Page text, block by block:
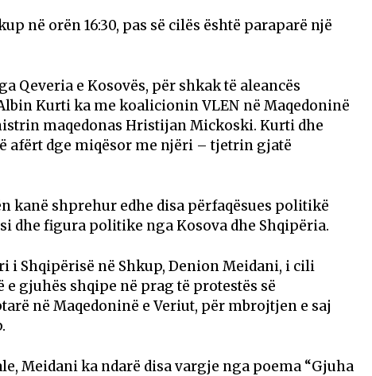
në orën 16:30, pas së cilës është paraparë një
Qeveria e Kosovës, për shkak të aleancës
Kurti ka me koalicionin VLEN në Maqedoninë
maqedonas Hristijan Mickoski. Kurti dhe
afërt dge miqësor me njëri – tjetrin gjatë
kanë shprehur edhe disa përfaqësues politikë
dhe figura politike nga Kosova dhe Shqipëria.
i Shqipërisë në Shkup, Denion Meidani, i cili
gjuhës shqipe në prag të protestës së
në Maqedoninë e Veriut, për mbrojtjen e saj
Meidani ka ndarë disa vargje nga poema “Gjuha